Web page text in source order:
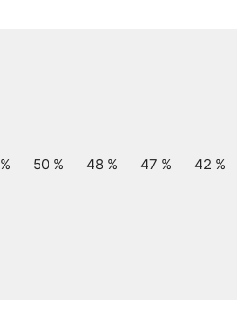
50 % 48 % 47 % 42 %